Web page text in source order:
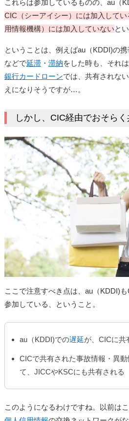
これらは参加しているものの、au（
CIC（シーアイシー）には加入して
用情報機構）には加入していないと
ということは、例えばau（KDDI)の
などで延滞 ・滞納をした時も、それ
銀行カードローンでは、共有されな
えになりそうですが…。
しかし、CIC経由でおそら
ここで注意すべき点は、au（KDDI)
参加している、ということ。
au（KDDI)での遅延が、CICに共
CICで共有された事故情報・異
て、JICCやKSCにも共有される
このようになるわけですね。以前は